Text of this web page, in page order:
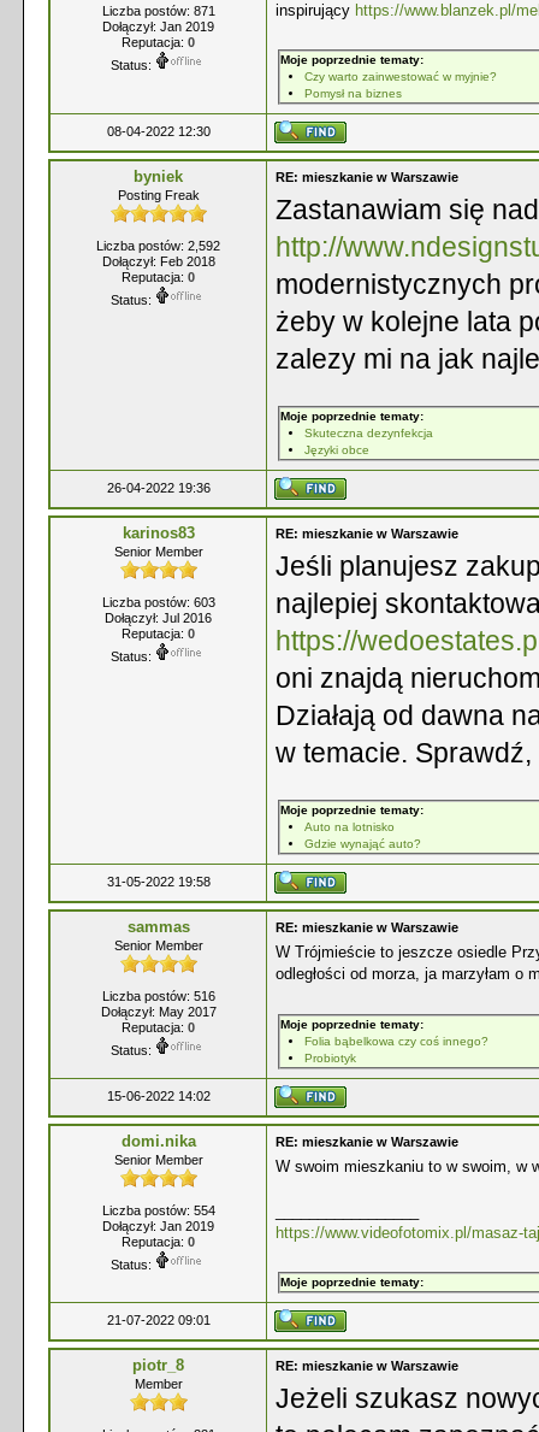
Liczba postów: 871
Dołączył: Jan 2019
Reputacja: 0
Status:
inspirujący https://www.blanzek.pl/
Moje poprzednie tematy:
Czy warto zainwestować w myjnie?
Pomysł na biznes
08-04-2022 12:30
byniek
Posting Freak
Liczba postów: 2,592
Dołączył: Feb 2018
Reputacja: 0
Status:
RE: mieszkanie w Warszawie
Zastanawiam się
http://
modernistycznych
żeby w kolejne lata
zalezy mi na jak
Moje poprzednie tematy:
Skuteczna dezynfekcja
Języki obce
26-04-2022 19:36
karinos83
Senior Member
Liczba postów: 603
Dołączył: Jul 2016
Reputacja: 0
Status:
RE: mieszkanie w Warszawie
Jeśli planujesz
najlepiej
https://
oni znajdą
Działają od dawna
w temacie.
Moje poprzednie tematy:
Auto na lotnisko
Gdzie wynająć auto?
31-05-2022 19:58
sammas
Senior Member
Liczba postów: 516
Dołączył: May 2017
Reputacja: 0
Status:
RE: mieszkanie w Warszawie
W Trójmieście to jeszcze osiedle
odległości od morza, ja marzyłam o
Moje poprzednie tematy:
Folia bąbelkowa czy coś innego?
Probiotyk
15-06-2022 14:02
domi.nika
Senior Member
Liczba postów: 554
Dołączył: Jan 2019
Reputacja: 0
Status:
RE: mieszkanie w Warszawie
W swoim mieszkaniu to w swoim, w
https://www.videofotomix.pl/masaz-
Moje poprzednie tematy:
21-07-2022 09:01
piotr_8
Member
RE: mieszkanie w Warszawie
Jeżeli szukasz